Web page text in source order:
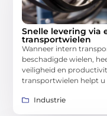
Snelle levering via
transportwielen
Wanneer intern
beschadigde wielen,
veiligheid en
transportwielen helpt u
Industrie